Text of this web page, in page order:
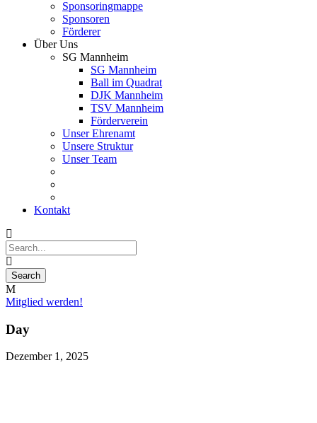
Sponsoringmappe
Sponsoren
Förderer
Über Uns
SG Mannheim
SG Mannheim
Ball im Quadrat
DJK Mannheim
TSV Mannheim
Förderverein
Unser Ehrenamt
Unsere Struktur
Unser Team
Kontakt
Mitglied werden!
Day
Dezember 1, 2025